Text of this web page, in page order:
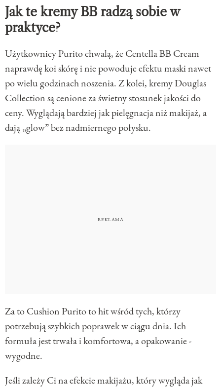
Jak te kremy BB radzą sobie w
praktyce?
Użytkownicy Purito chwalą, że Centella BB Cream
naprawdę koi skórę i nie powoduje efektu maski nawet
po wielu godzinach noszenia. Z kolei, kremy Douglas
Collection są cenione za świetny stosunek jakości do
ceny. Wyglądają bardziej jak pielęgnacja niż makijaż, a
dają „glow” bez nadmiernego połysku.
Za to Cushion Purito to hit wśród tych, którzy
potrzebują szybkich poprawek w ciągu dnia. Ich
formuła jest trwała i komfortowa, a opakowanie -
wygodne.
Jeśli zależy Ci na efekcie makijażu, który wygląda jak